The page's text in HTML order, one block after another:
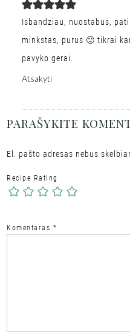
Isbandziau, nuostabus,
minkstas, purus 🙂 tikrai
pavyko gerai.
Atsakyti
PARAŠYKITE
El. pašto adresas nebus
Recipe Rating
Komentaras *